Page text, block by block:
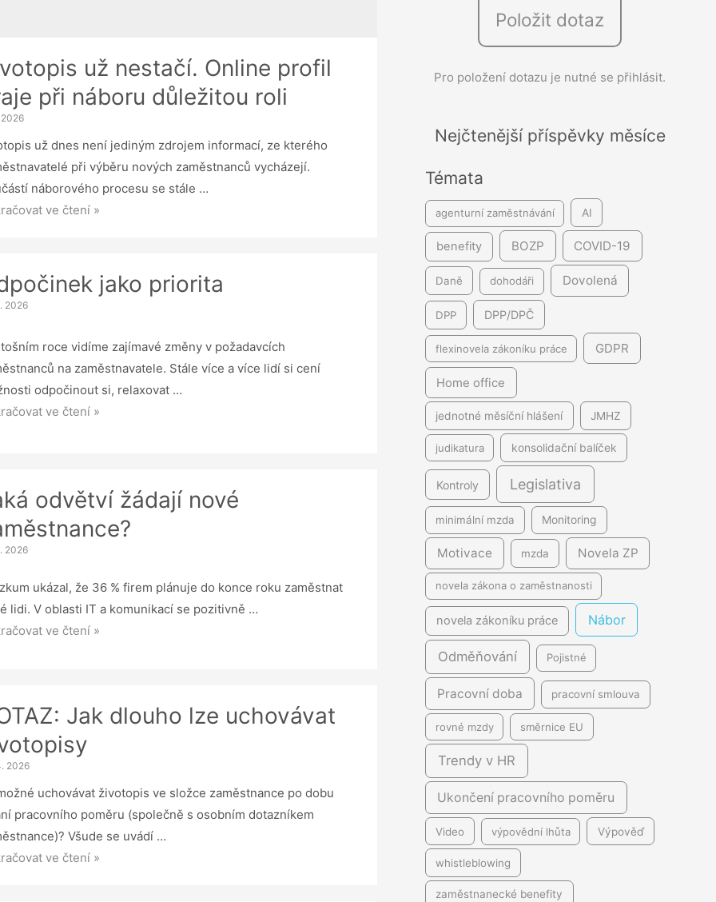
už nestačí. Online profil
při náboru důležitou roli
už dnes není jediným zdrojem informací, ze kterého
při výběru nových zaměstnanců vycházejí.
náborového procesu se stále …
ve čtení »
jako priorita
2026
roce vidíme zajímavé změny v požadavcích
na zaměstnavatele. Stále více a více lidí si cení
odpočinout si, relaxovat …
ve čtení »
odvětví žádají nové
2026
ukázal, že 36 % firem plánuje do konce roku zaměstnat
lidi. V oblasti IT a komunikací se pozitivně …
ve čtení »
Jak dlouho lze uchovávat
2026
uchovávat životopis ve složce zaměstnance po dobu
pracovního poměru (společně s osobním dotazníkem
Všude se uvádí …
ve čtení »
Položit dotaz
Pro položení dotazu je nutné se přihlásit.
Nejčtenější příspěvky měsíce
Témata
agenturní zaměstnávání AI
benefity BOZP COVID-19
Daně dohodáři Dovolená
DPP DPP/DPČ
flexinovela zákoníku práce GDPR
Home office
jednotné měsíční hlášení JMHZ
judikatura konsolidační balíček
Kontroly Legislativa
minimální mzda Monitoring
Motivace mzda Novela ZP
novela zákona o zaměstnanosti
novela zákoníku práce Nábor
Odměňování Pojistné
Pracovní doba pracovní smlouva
rovné mzdy směrnice EU
Trendy v HR
Ukončení pracovního poměru
Video výpovědní lhůta Výpověď
whistleblowing
zaměstnanecké benefity